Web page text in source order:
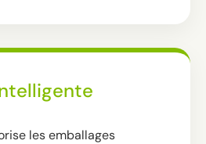
les emballages